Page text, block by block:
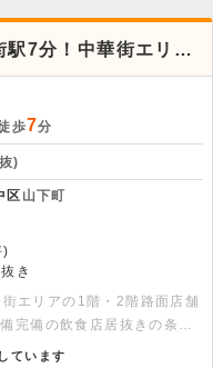
7分！中華街エリア
歩7分
)
区 山下町
)
き
エリアの1階・2階路面店舗
完備の飲食店居抜きの条件
さい。
ています